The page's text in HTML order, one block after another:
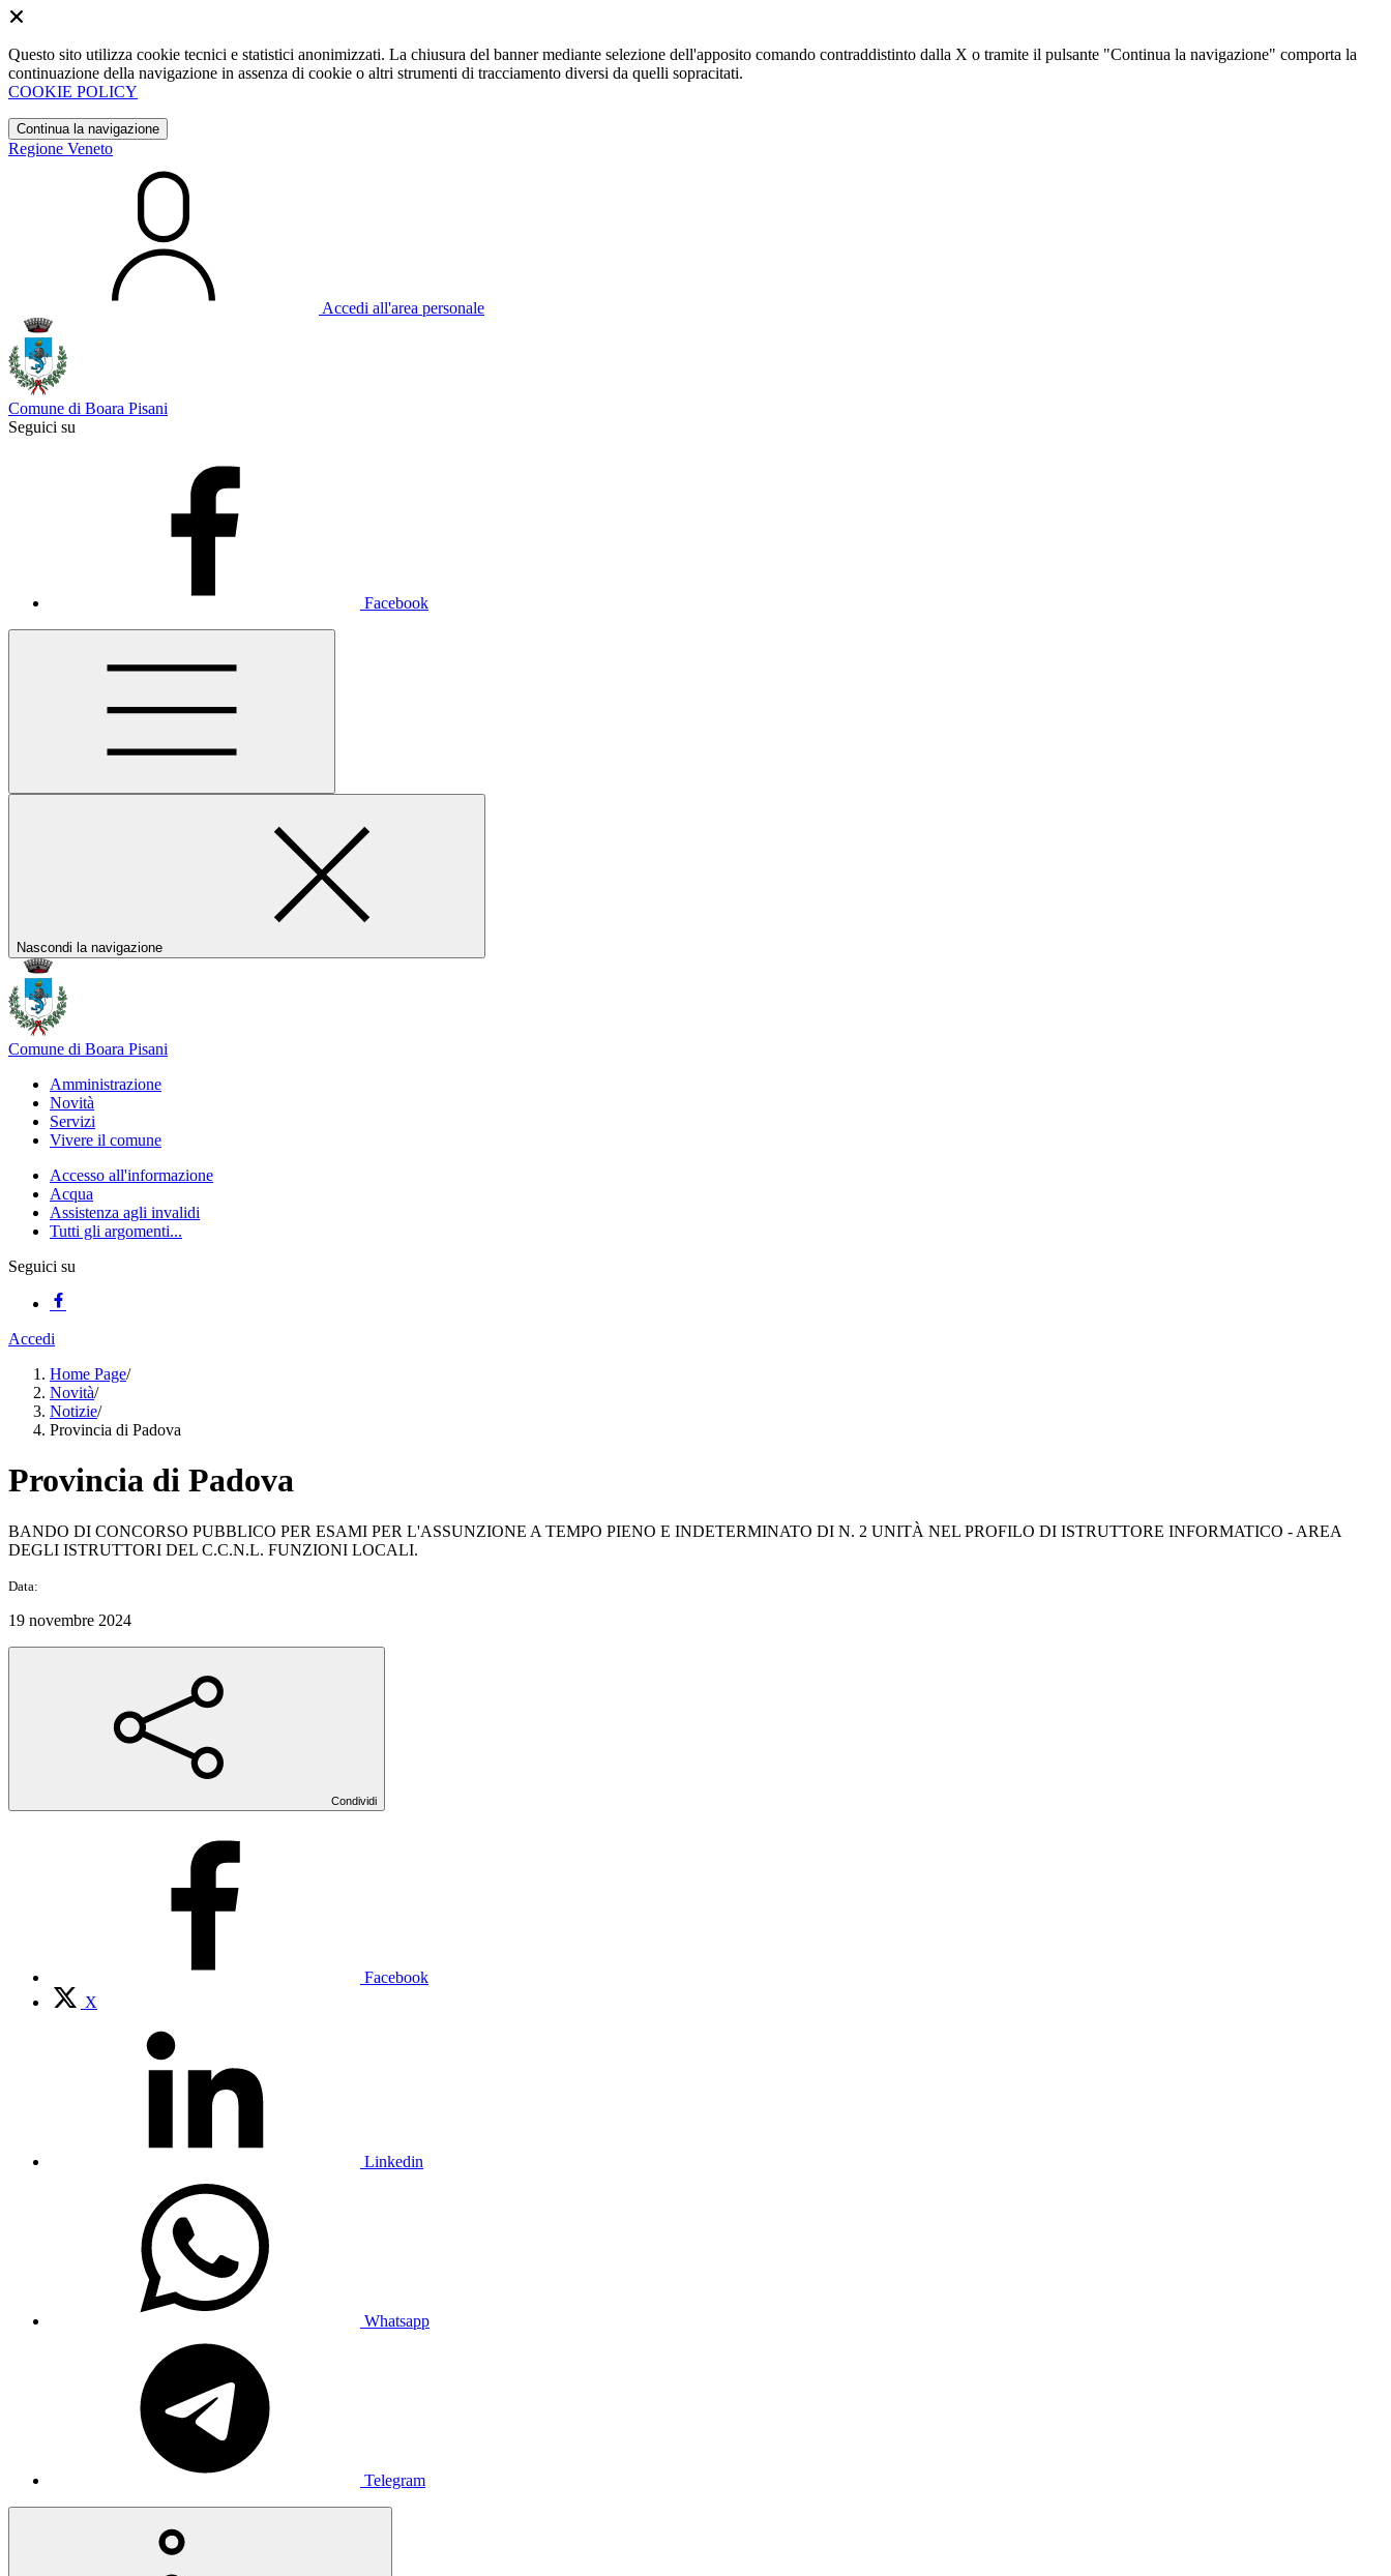
Questo sito utilizza cookie tecnici e statistici anonimizzati. La chiusura del banner mediante selezione dell'apposito comando contraddistinto dalla X o tramite il pulsante "Continua la navigazione" comporta la
continuazione della navigazione in assenza di cookie o altri strumenti di tracciamento diversi da quelli sopracitati.
COOKIE POLICY
Continua la navigazione
Regione Veneto
Accedi all'area personale
Comune di Boara Pisani
Seguici su
Facebook
Nascondi la navigazione
Comune di Boara Pisani
Amministrazione
Novità
Servizi
Vivere il comune
Accesso all'informazione
Acqua
Assistenza agli invalidi
Tutti gli argomenti...
Seguici su
Accedi
Home Page/
Novità/
Notizie/
Provincia di Padova
Provincia di Padova
BANDO DI CONCORSO PUBBLICO PER ESAMI PER L'ASSUNZIONE A TEMPO PIENO E INDETERMINATO DI N. 2 UNITÀ NEL PROFILO DI ISTRUTTORE INFORMATICO - AREA
DEGLI ISTRUTTORI DEL C.C.N.L. FUNZIONI LOCALI.
Data:
19 novembre 2024
Condividi
Facebook
X
Linkedin
Whatsapp
Telegram